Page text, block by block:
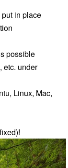
in place
possible
etc. under
Linux, Mac,